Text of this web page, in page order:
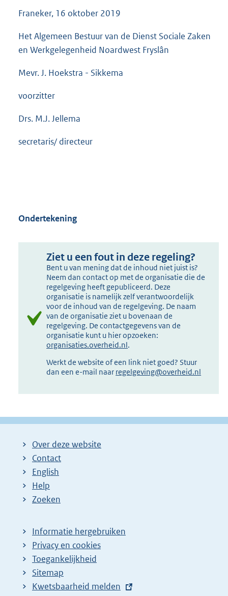
Franeker, 16 oktober 2019
Het Algemeen Bestuur van de Dienst Sociale Zaken
en Werkgelegenheid Noardwest Fryslân
Mevr. J. Hoekstra - Sikkema
voorzitter
Drs. M.J. Jellema
secretaris/ directeur
Ondertekening
Ziet u een fout in deze regeling?
Bent u van mening dat de inhoud niet juist is?
Neem dan contact op met de organisatie die de
regelgeving heeft gepubliceerd. Deze
organisatie is namelijk zelf verantwoordelijk
voor de inhoud van de regelgeving. De naam
van de organisatie ziet u bovenaan de
regelgeving. De contactgegevens van de
organisatie kunt u hier opzoeken:
organisaties.overheid.nl.
Werkt de website of een link niet goed? Stuur
dan een e-mail naar regelgeving@overheid.nl
Over deze website
Contact
English
Help
Zoeken
Informatie hergebruiken
Privacy en cookies
Toegankelijkheid
Sitemap
E
Kwetsbaarheid melden